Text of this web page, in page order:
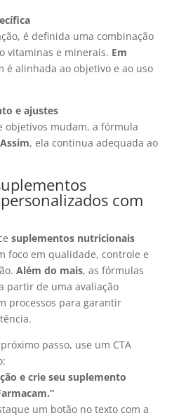
é definida uma combinação
vitaminas e minerais. Em
é alinhada ao objetivo e ao uso
e ajustes
objetivos mudam, a fórmula
Assim, ela continua adequada ao
com
suplementos nutricionais
foco em qualidade, controle e
Além do mais, as fórmulas
partir de uma avaliação
processos para garantir
passo, use um CTA
e crie seu suplemento
um botão no texto com a